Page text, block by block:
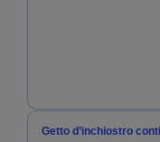
Getto d’inchiostro